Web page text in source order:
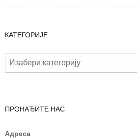
КАТЕГОРИЈЕ
ПРОНАЂИТЕ НАС
Адреса